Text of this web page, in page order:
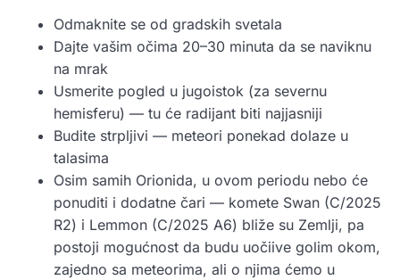
Odmaknite se od gradskih svetala
Dajte vašim očima 20–30 minuta da se naviknu
na mrak
Usmerite pogled u jugoistok (za severnu
hemisferu) — tu će radijant biti najjasniji
Budite strpljivi — meteori ponekad dolaze u
talasima
Osim samih Orionida, u ovom periodu nebo će
ponuditi i dodatne čari — komete Swan (C/2025
R2) i Lemmon (C/2025 A6) bliže su Zemlji, pa
postoji mogućnost da budu uočiive golim okom,
zajedno sa meteorima, ali o njima ćemo u